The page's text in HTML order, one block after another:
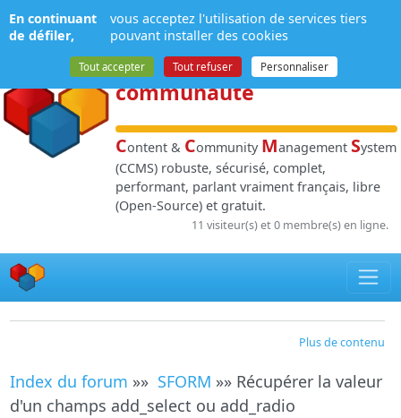
NPDS:Gestion de
contenuet de
communauté
Content & Community Management System
(CCMS) robuste, sécurisé, complet,
performant, parlant vraiment français, libre
(Open-Source) et gratuit.
11 visiteur(s) et 0 membre(s) en ligne.
Plus de contenu
Index du forum »» SFORM »» Récupérer la valeur
d'un champs add_select ou add_radio
Panneau de gestion des cookies
En continuant
de défiler,
vous acceptez l'utilisation de services tiers
pouvant installer des cookies
Tout accepter Tout refuser Personnaliser